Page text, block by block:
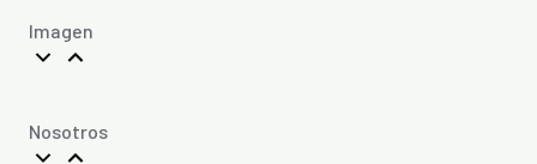
Imagen
Nosotros